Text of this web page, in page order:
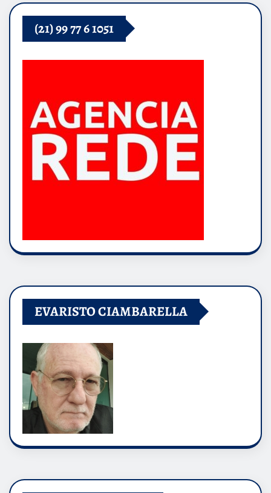
(21) 99 77 6 1051
EVARISTO CIAMBARELLA